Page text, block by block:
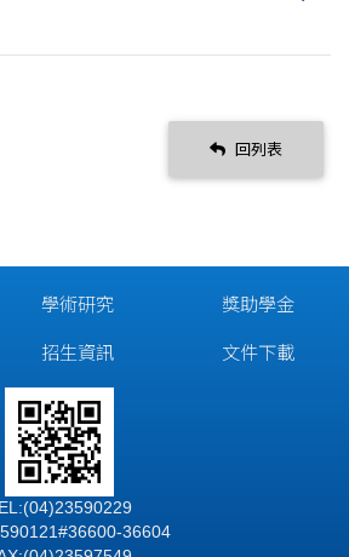
回列表
學術研究
招生資訊
獎助學金
文件下載
36604